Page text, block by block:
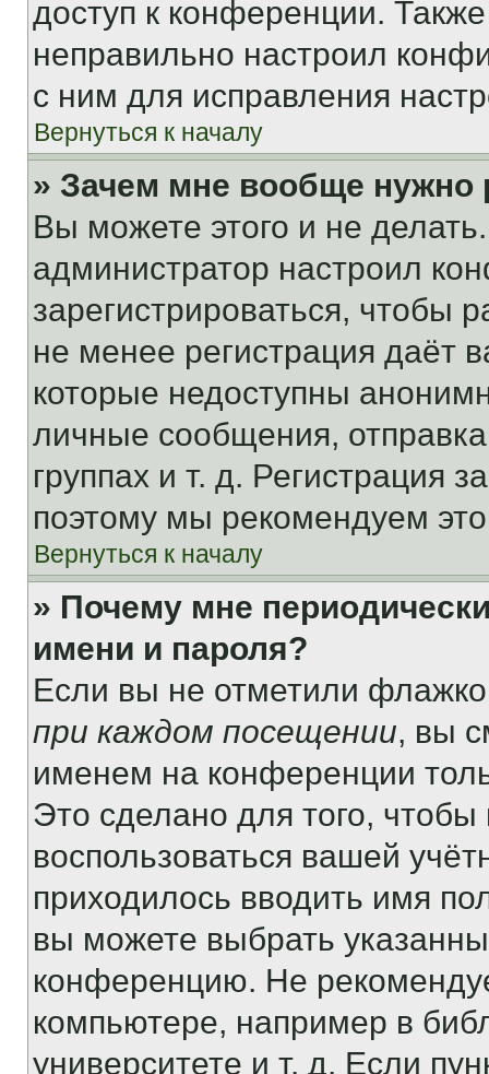
доступ к конференции.
неправильно настроил
с ним для исправления
Вернуться к началу
» Зачем мне вообще нужно
Вы можете этого и не
администратор настроил
зарегистрироваться, чтобы
не менее регистрация даёт
которые недоступны
личные сообщения,
группах и т. д. Регистрация
поэтому мы рекомендуем
Вернуться к началу
» Почему мне
имени и пароля?
Если вы не отметили
при каждом посещении, вы
именем на конференции
Это сделано для того, чтобы
воспользоваться вашей
приходилось вводить имя
вы можете выбрать
конференцию. Не
компьютере, например в
университете и т. д. Если